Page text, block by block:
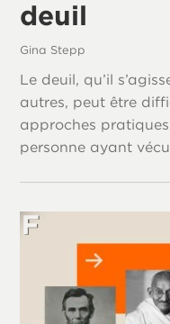
deuil
Gina Stepp
Le deuil, qu’il
autres, peut être
approches
personne ayant